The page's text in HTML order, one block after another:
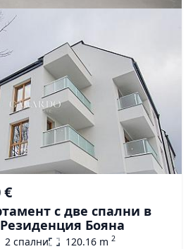
€
с две спални в
Бояна
2 спални 120.16 m 2